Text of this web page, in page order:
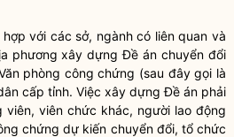
với các sở, ngành có liên quan và
phương xây dựng Đề án chuyển đổi
phòng công chứng (sau đây gọi là
cấp tỉnh. Việc xây dựng Đề án phải
viên, viên chức khác, người lao động
chứng dự kiến chuyển đổi, tổ chức